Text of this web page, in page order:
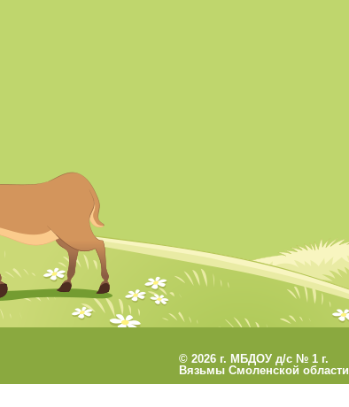
© 2026 г. МБДОУ д/с № 1 г.
Вязьмы Смоленской области